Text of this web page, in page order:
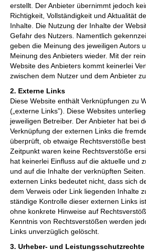
erstellt. Der Anbieter übernimmt jedoch
Richtigkeit, Vollständigkeit und Aktualität
Inhalte. Die Nutzung der Inhalte der
Gefahr des Nutzers. Namentlich
geben die Meinung des jeweiligen Autors
Meinung des Anbieters wieder. Mit der
Website des Anbieters kommt keinerlei
zwischen dem Nutzer und dem Anbieter
2. Externe Links
Diese Website enthält Verknüpfungen zu
(„externe Links”). Diese Websites
jeweiligen Betreiber. Der Anbieter hat bei
Verknüpfung der externen Links die
überprüft, ob etwaige Rechtsverstöße
Zeitpunkt waren keine Rechtsverstöße
hat keinerlei Einfluss auf die aktuelle und
und auf die Inhalte der verknüpften
externen Links bedeutet nicht, dass sich
dem Verweis oder Link liegenden Inhalte
ständige Kontrolle dieser externen Links
ohne konkrete Hinweise auf
Kenntnis von Rechtsverstößen werden
Links unverzüglich gelöscht.
3. Urheber- und Leistungsschutzrechte